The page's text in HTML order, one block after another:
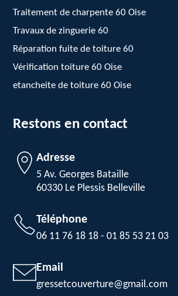
Traitement de charpente 60 Oise
Travaux de zinguerie 60
Réparation fuite de toiture 60
Vérification toiture 60 Oise
etancheite de toiture 60 Oise
Restons en contact
Adresse
5 Av. Georges Bataille
60330 Le Plessis Belleville
Téléphone
06 11 76 18 18 -01 85 53 21 03
Email
gressetcouverture@gmail.com